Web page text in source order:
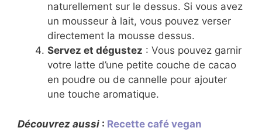
naturellement sur le dessus. Si vous avez
un mousseur à lait, vous pouvez verser
directement la mousse dessus.
Servez et dégustez : Vous pouvez garnir
votre latte d’une petite couche de cacao
en poudre ou de cannelle pour ajouter
une touche aromatique.
Découvrez aussi : Recette café vegan